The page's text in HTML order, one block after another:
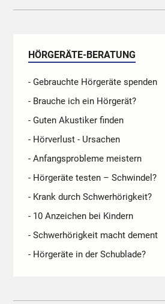
HÖRGERÄTE-BERATUNG
- Gebrauchte Hörgeräte spenden
- Brauche ich ein Hörgerät?
- Guten Akustiker finden
- Hörverlust - Ursachen
- Anfangsprobleme meistern
- Hörgeräte testen – Schwindel?
- Krank durch Schwerhörigkeit?
- 10 Anzeichen bei Kindern
- Schwerhörigkeit macht dement
- Hörgeräte in der Schublade?